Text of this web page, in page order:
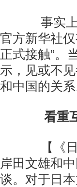
事实上
官方新华社
正式接触”。
示，见或不
和中国的关系
看重
【《日
岸田文雄和
谈。对于日